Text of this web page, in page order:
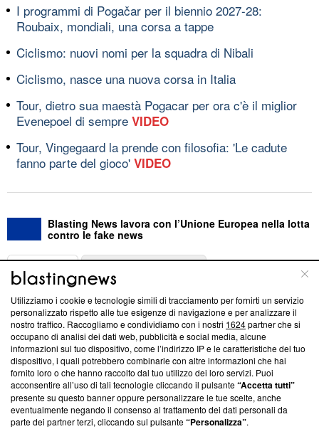
I programmi di Pogačar per il biennio 2027-28:
Roubaix, mondiali, una corsa a tappe
Ciclismo: nuovi nomi per la squadra di Nibali
Ciclismo, nasce una nuova corsa in Italia
Tour, dietro sua maestà Pogacar per ora c'è il miglior
Evenepoel di sempre VIDEO
Tour, Vingegaard la prende con filosofia: 'Le cadute
fanno parte del gioco' VIDEO
Blasting News lavora con l’Unione Europea nella lotta
contro le fake news
ABOUT
Questa sezione offre informazioni trasparenti su Blasting
News, sui nostri processi editoriali e su come ci impegniamo a
creare news di qualità. Inoltre, afferma la nostra aderenza a
‘Trust Project - News with Integrity’Blasting News non è
ancora membro del programma, ma ha richiesto di farne
parte; Trust Project non ha ancora effettuato una verifica di
conformità agli standard.
Su di noi
Utilizziamo i cookie e tecnologie simili di tracciamento per fornirti un servizio
personalizzato rispetto alle tue esigenze di navigazione e per analizzare il
nostro traffico. Raccogliamo e condividiamo con i nostri 1624partner che si
occupano di analisi dei dati web, pubblicità e social media, alcune
informazioni sul tuo dispositivo, come l’indirizzo IP e le caratteristiche del tuo
dispositivo, i quali potrebbero combinarle con altre informazioni che hai
fornito loro o che hanno raccolto dal tuo utilizzo dei loro servizi. Puoi
acconsentire all’uso di tali tecnologie cliccando il pulsante“Accetta tutti”
presente su questo banner oppure personalizzare le tue scelte, anche
eventualmente negando il consenso al trattamento dei dati personali da
parte dei partner terzi, cliccando sul pulsante“Personalizza”.